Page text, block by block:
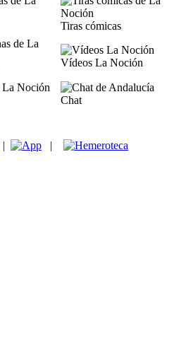
Tiras cómicas
Vídeos La Noción
Chat
| |